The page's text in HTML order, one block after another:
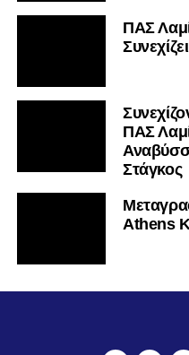
ΠΑΣ
ΠΑΣ
Στάγκος
Athens